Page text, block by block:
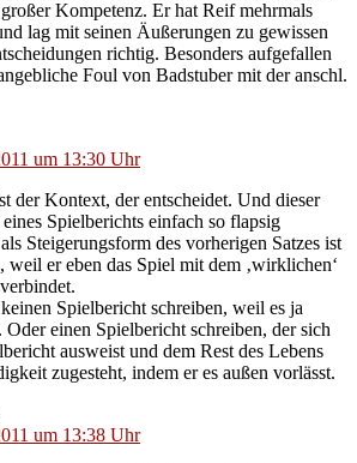
Kompetenz. Er hat Reif mehrmals
lag mit seinen Äußerungen zu gewissen
richtig. Besonders aufgefallen
Foul von Badstuber mit der anschl.
um 13:30 Uhr
der Kontext, der entscheidet. Und dieser
Spielberichts einfach so flapsig
Steigerungsform des vorherigen Satzes ist
weil er eben das Spiel mit dem ‚wirklichen‘
Spielbericht schreiben, weil es ja
einen Spielbericht schreiben, der sich
ausweist und dem Rest des Lebens
zugesteht, indem er es außen vorlässt.
um 13:38 Uhr